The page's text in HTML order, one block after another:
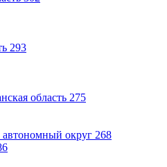
293
область 275
округ 268